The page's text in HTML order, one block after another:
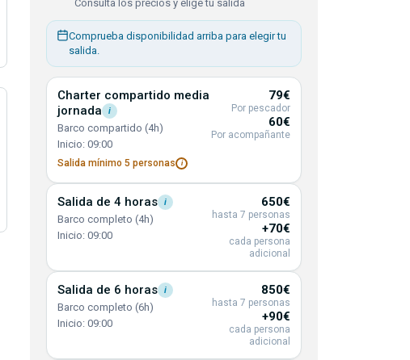
Consulta los precios y elige tu salida
Comprueba disponibilidad arriba para elegir tu
salida.
Charter compartido media
jornada
i
Barco compartido (4h)
Inicio: 09:00
Salida mínimo 5 personas i
79€
Por pescador
60€
Por acompañante
Salida de 4 horas i
Barco completo (4h)
Inicio: 09:00
650€
hasta 7 personas
+70€
cada persona
adicional
Salida de 6 horas i
Barco completo (6h)
Inicio: 09:00
850€
hasta 7 personas
+90€
cada persona
adicional